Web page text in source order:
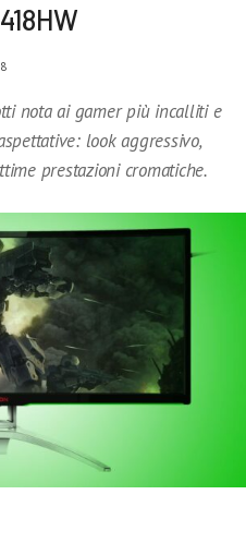
nota ai gamer più incalliti e
look aggressivo,
prestazioni cromatiche.